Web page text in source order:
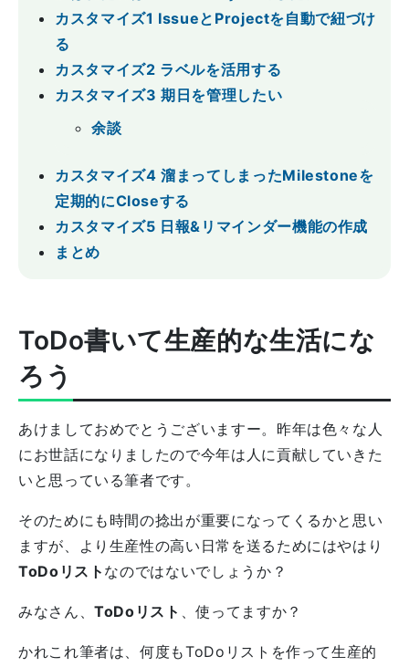
カスタマイズ1 IssueとProjectを自動で紐づけ
る
カスタマイズ2 ラベルを活用する
カスタマイズ3 期日を管理したい
余談
カスタマイズ4 溜まってしまったMilestoneを
定期的にCloseする
カスタマイズ5 日報&リマインダー機能の作成
まとめ
ToDo書いて生産的な生活にな
ろう
あけましておめでとうございますー。昨年は色々な人
にお世話になりましたので今年は人に貢献していきた
いと思っている筆者です。
そのためにも時間の捻出が重要になってくるかと思い
ますが、より生産性の高い日常を送るためにはやはり
ToDoリスト なのではないでしょうか？
みなさん、ToDoリスト 、使ってますか？
かれこれ筆者は、何度もToDoリストを作って生産的